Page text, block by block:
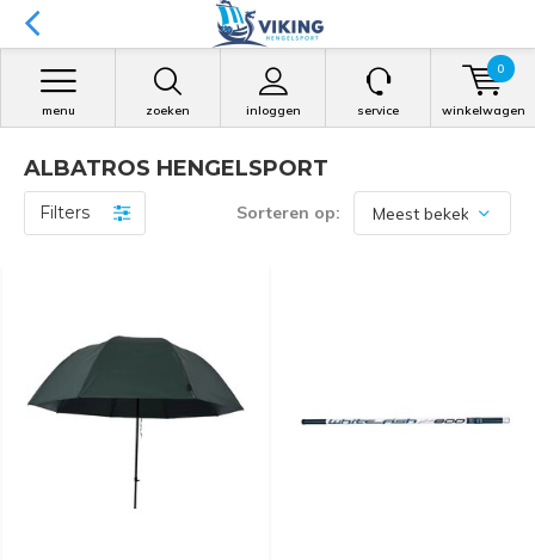
zoeken inloggen
menu service winkelwagen
0
ALBATROS HENGELSPORT
Filters Sorteren op: